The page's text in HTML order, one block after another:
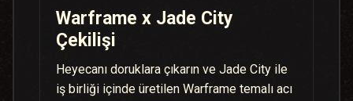
Warframe x Jade City
Çekilişi
Heyecanı doruklara çıkarın ve Jade City ile
iş birliği içinde üretilen Warframe temalı acı